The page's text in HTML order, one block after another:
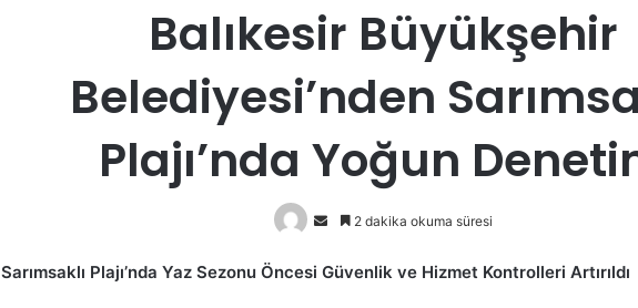
Balıkesir Büyükşehir
Belediyesi’nden
Plajı’nda Yoğun
Bir
posta
2 dakika okuma süresi
Sarımsaklı Plajı’nda Yaz Sezonu Öncesi Güvenlik ve Hizmet Kontrolleri Artırıldı